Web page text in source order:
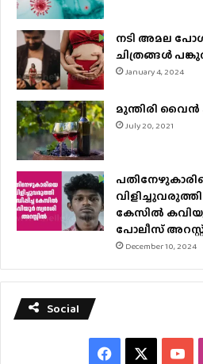
നടി അമല പോൾ
ചിത്രങ്ങള്‍
January 4, 2024
മുന്തിരി വൈന്‍
July 20, 2021
വിളിച്ചുവരുത്തി
കേസിൽ
പോലീസ്
December 10, 2024
Social
Facebook